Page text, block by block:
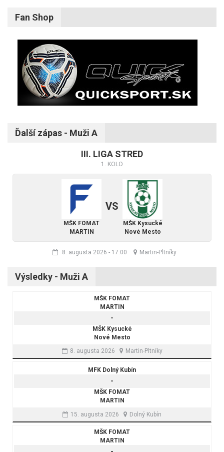
Fan Shop
Ďalší zápas - Muži A
III. LIGA STRED
1. KOLO
MŠK FOMAT
MARTIN
VS
MŠK Kysucké
Nové Mesto
8. augusta 2026 - 17:00 Martin-Pltníky
Výsledky - Muži A
MŠK FOMAT
MARTIN
-
MŠK Kysucké
Nové Mesto
8. augusta 2026
Martin-Pltníky
MFK Dolný Kubín
-
MŠK FOMAT
MARTIN
15. augusta 2026
Dolný Kubín
MŠK FOMAT
MARTIN